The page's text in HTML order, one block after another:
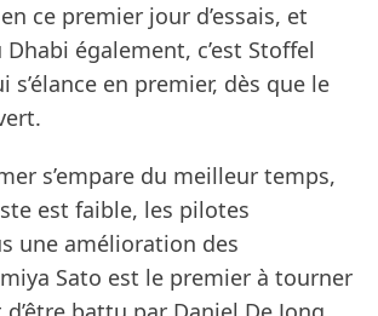
ce premier jour d’essais, et
également, c’est Stoffel
s’élance en premier, dès que le
s’empare du meilleur temps,
est faible, les pilotes
une amélioration des
Sato est le premier à tourner